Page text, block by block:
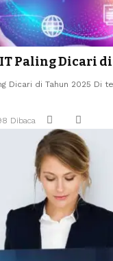
Paling Dicari di
Dicari di Tahun 2025 Di
Dibaca